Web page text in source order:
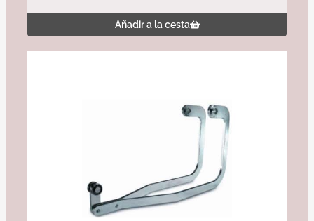
Añadir a la cesta